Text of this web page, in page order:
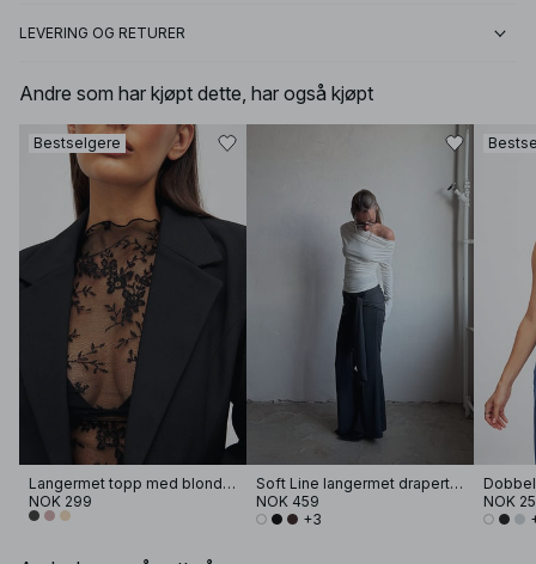
LEVERING OG RETURER
Andre som har kjøpt dette, har også kjøpt
Bestselgere
Langermet topp med blonder
NOK 299
Soft Line langermet drapert topp
NOK 459
+3
NOK